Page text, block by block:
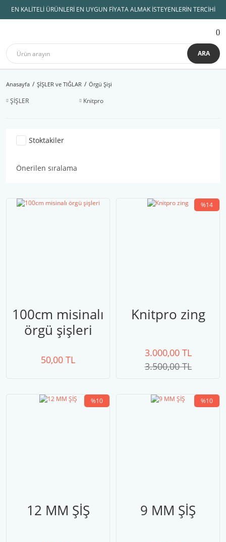
EN KALİTELİ ÜRÜNLERİ EN UYGUN FİYATA ALMAK İSTEYENLERİN TERCİHİ
ARA
Anasayfa ŞİŞLER ve TIĞLAR Örgü Şişi
ŞİŞLER Knitpro
Stoktakiler
100cm misinalı
örgü şişleri
50,00 TL
%14
Knitpro zing
3.000,00 TL
3.500,00 TL
%10
12 MM ŞİŞ
%10
9 MM ŞİŞ